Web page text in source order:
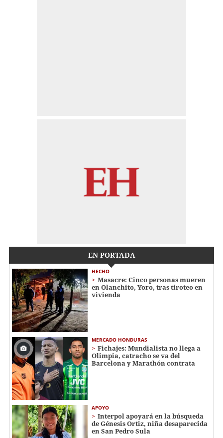
EN PORTADA
HECHO
Masacre: Cinco personas mueren
en Olanchito, Yoro, tras tiroteo en
vivienda
MERCADO HONDURAS
Fichajes: Mundialista no llega a
Olimpia, catracho se va del
Barcelona y Marathón contrata
APOYO
Interpol apoyará en la búsqueda
de Génesis Ortiz, niña desaparecida
en San Pedro Sula